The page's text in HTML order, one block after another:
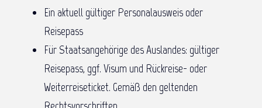
Ein aktuell gültiger Personalausweis oder
Reisepass
Für Staatsangehörige des Auslandes: gültiger
Reisepass, ggf. Visum und Rückreise- oder
Weiterreiseticket. Gemäß den geltenden